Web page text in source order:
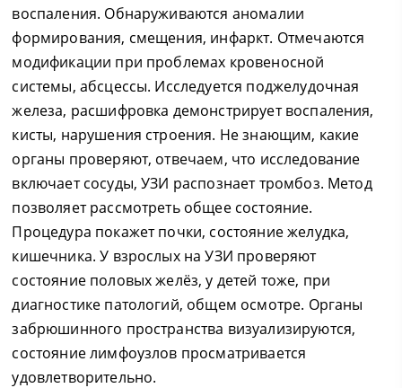
воспаления. Обнаруживаются аномалии
формирования, смещения, инфаркт. Отмечаются
модификации при проблемах кровеносной
системы, абсцессы. Исследуется поджелудочная
железа, расшифровка демонстрирует воспаления,
кисты, нарушения строения. Не знающим, какие
органы проверяют, отвечаем, что исследование
включает сосуды, УЗИ распознает тромбоз. Метод
позволяет рассмотреть общее состояние.
Процедура покажет почки, состояние желудка,
кишечника. У взрослых на УЗИ проверяют
состояние половых желёз, у детей тоже, при
диагностике патологий, общем осмотре. Органы
забрюшинного пространства визуализируются,
состояние лимфоузлов просматривается
удовлетворительно.